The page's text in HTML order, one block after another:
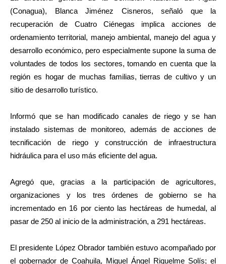
(Conagua), Blanca Jiménez Cisneros, señaló que la
recuperación de Cuatro Ciénegas implica acciones de
ordenamiento territorial, manejo ambiental, manejo del agua y
desarrollo económico, pero especialmente supone la suma de
voluntades de todos los sectores, tomando en cuenta que la
región es hogar de muchas familias, tierras de cultivo y un
sitio de desarrollo turístico.
Informó que se han modificado canales de riego y se han
instalado sistemas de monitoreo, además de acciones de
tecnificación de riego y construcción de infraestructura
hidráulica para el uso más eficiente del agua.
Agregó que, gracias a la participación de agricultores,
organizaciones y los tres órdenes de gobierno se ha
incrementado en 16 por ciento las hectáreas de humedal, al
pasar de 250 al inicio de la administración, a 291 hectáreas.
El presidente López Obrador también estuvo acompañado por
el gobernador de Coahuila, Miguel Ángel Riquelme Solís; el